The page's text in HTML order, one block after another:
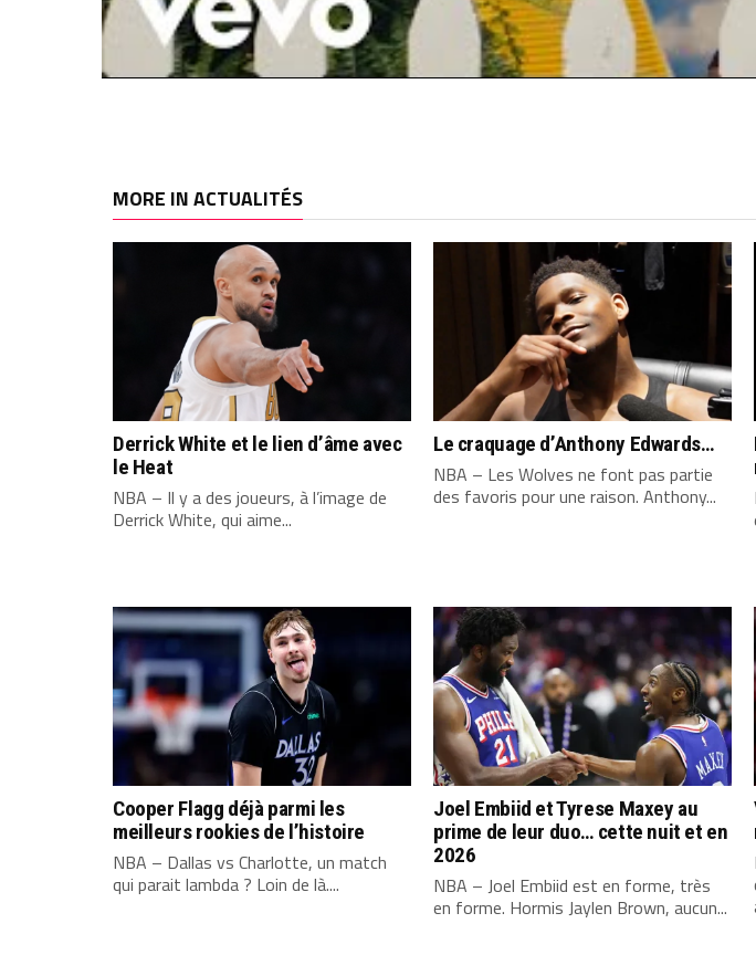
MORE IN ACTUALITÉS
Derrick White et le lien d’âme avec
le Heat
NBA – Il y a des joueurs, à l’image de
Derrick White, qui aime...
Le craquage d’Anthony Edwards…
NBA – Les Wolves ne font pas partie
des favoris pour une raison. Anthony...
Cooper Flagg déjà parmi les
meilleurs rookies de l’histoire
NBA – Dallas vs Charlotte, un match
qui parait lambda ? Loin de là....
Joel Embiid et Tyrese Maxey au
prime de leur duo… cette nuit et en
2026
NBA – Joel Embiid est en forme, très
en forme. Hormis Jaylen Brown, aucun...